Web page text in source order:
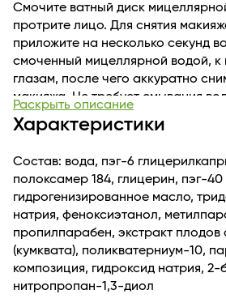
диска. Солнечный коктейль из
настоящий природный энергетик
витаминами и минералами,
наполняя жизненной силой.
Смочите ватный диск
протрите лицо. Для снятия
приложите на несколько секунд
смоченный мицеллярной водой, к
глазам, после чего аккуратно
макияжа. Не требует смывания
Раскрыть описание
Характеристики
Состав: вода, пэг-6
полоксамер 184, глицерин, пэг-40
гидрогенизированное масло,
натрия, феноксиэтанол,
пропилпарабен, экстракт
(кумквата), поликватерниум-10,
композиция, гидроксид натрия,
нитропропан-1,3-диол